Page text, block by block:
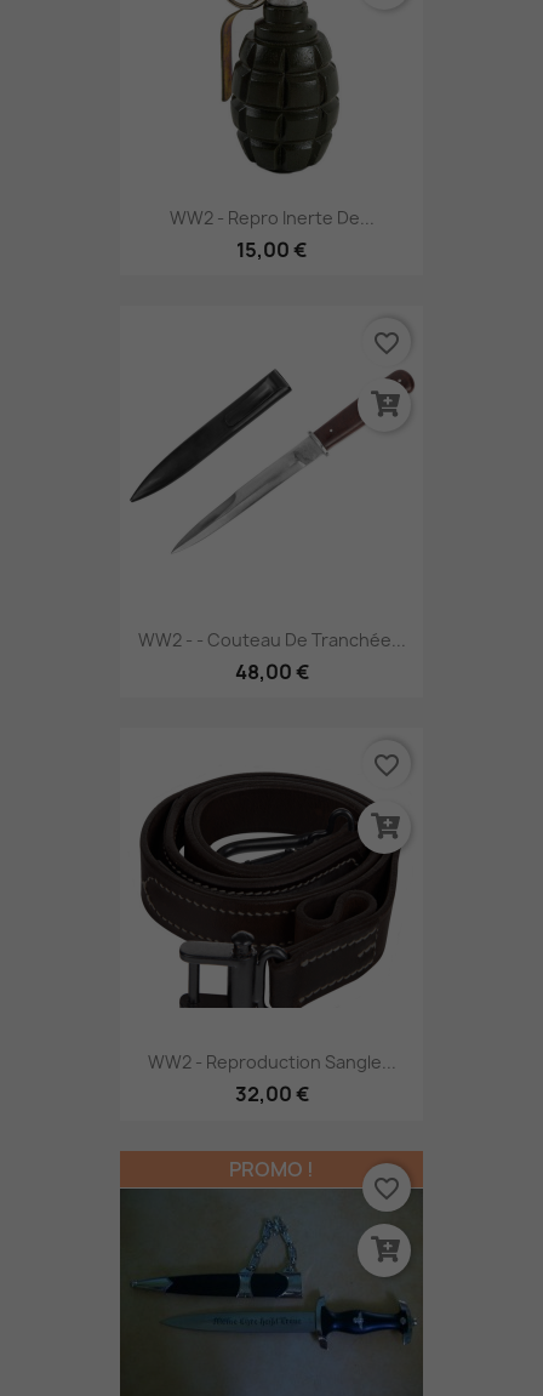
WW2 - Repro Inerte De...
15,00 €
WW2 - - Couteau De Tranchée...
48,00 €
favorite_border
WW2 - Reproduction Sangle...
32,00 €
favorite_border
PROMO !
favorite_border